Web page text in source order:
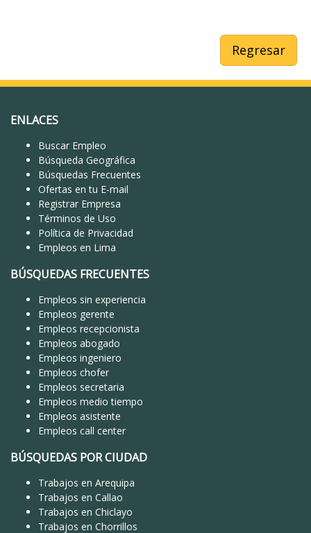
Regresar
ENLACES
Buscar Empleo
Búsqueda Geográfica
Búsquedas Frecuentes
Ofertas en tu E-mail
Registrar Empresa
Términos de Uso
Política de Privacidad
Empleos en Lima
BÚSQUEDAS FRECUENTES
Empleos sin experiencia
Empleos gerente
Empleos recepcionista
Empleos abogado
Empleos ingeniero
Empleos chofer
Empleos secretaria
Empleos medio tiempo
Empleos asistente
Empleos call center
BÚSQUEDAS POR CIUDAD
Trabajos en Arequipa
Trabajos en Callao
Trabajos en Chiclayo
Trabajos en Chorrillos